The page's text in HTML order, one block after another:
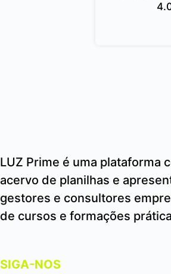
LUZ Prime é uma plataforma
acervo de planilhas e
gestores e consultores
de cursos e formações
SIGA-NOS